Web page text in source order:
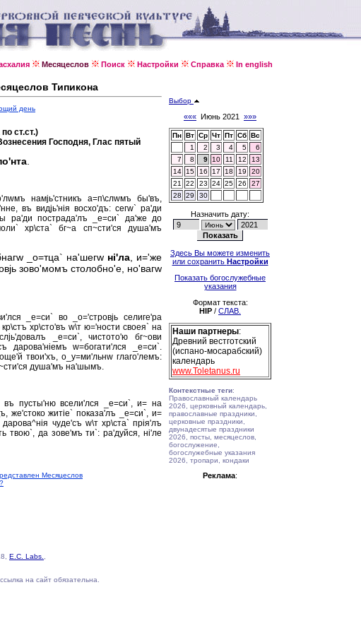
Месяцеслов Поиск Настройки Справка In english
Типикона
день
ст.ст.)
Господня, Глас пятый
намjь'стникъ а=п\слwмъ бы'въ,
въ видjь'нiя восхо'дъ: сегw` ра'ди
ра'ди пострада'лъ _е=си` да'же до
хр\ста` бг~а сп~сти'ся душа'мъ
_о=тца` на'шегw нi'ла, и='же
зово'момъ столобно'е, но'вагw
_е=си` во _о='стровjь селиге'ра
хр\сто'въ w\т ю='ности своея` на
_е=си`, чистото'ю бг~ови
дарова'нiемъ w=богати'лся _е=си`.
твои'хъ, о_у=ми'льнw глаго'лемъ:
душа'мъ на'шымъ.
въ пусты'ню всели'лся _е=си`, и= на
же'стоко житiе` показа'лъ _е=си`, и=
чуде'съ w\т хр\ста` прiя'лъ
твою`, да зове'мъ ти`: ра'дуйся, нi'ле
Месяцеслов
Выбор
««« Июнь 2021 »»»
Пн Вт Ср Чт Пт Сб Вс
1
2 3 4 5
6
7
8 9 10 11 12
13
14
15 16 17 18 19
20
21
22 23 24 25 26
27
28
29 30
Назначить дату:
Здесь Вы можете изменить
или сохранить Настройки
Показать богослужебные
указания
Формат текста:
HIP / СЛАВ.
Наши партнеры:
Древний вестготский
(испано-мосарабский)
календарь
www.Toletanus.ru
Контекстные теги:
Православный календарь
2026, церковный календарь,
православные праздники,
церковные праздники,
двунадесятые праздники
2026, посты, месяцеслов,
богослужение,
богослужебные указания
2026, тропари, кондаки
Реклама:
E.C. Labs.
на сайт обязательна.